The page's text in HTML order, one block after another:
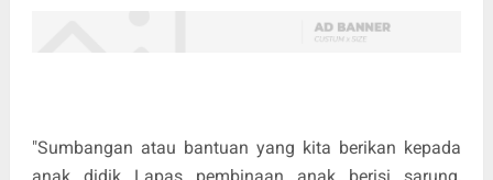
"Sumbangan atau bantuan yang kita berikan kepada
anak didik Lapas pembinaan anak berisi sarung,